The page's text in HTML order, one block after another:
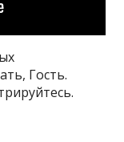
Гость.